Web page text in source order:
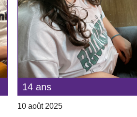
14 ans
10 août 2025